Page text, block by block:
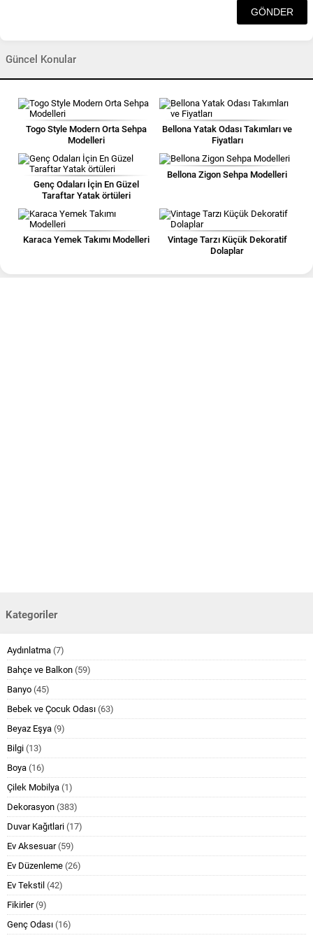
Güncel Konular
Togo Style Modern Orta Sehpa
Modelleri
Bellona Yatak Odası Takımları ve
Fiyatları
Genç Odaları İçin En Güzel
Taraftar Yatak örtüleri
Bellona Zigon Sehpa Modelleri
Karaca Yemek Takımı Modelleri
Vintage Tarzı Küçük Dekoratif
Dolaplar
Kategoriler
Aydınlatma (7)
Bahçe ve Balkon (59)
Banyo (45)
Bebek ve Çocuk Odası (63)
Beyaz Eşya (9)
Bilgi (13)
Boya (16)
Çilek Mobilya (1)
Dekorasyon (383)
Duvar Kağıtlari (17)
Ev Aksesuar(59)
Ev Düzenleme (26)
Ev Tekstil (42)
Fikirler(9)
Genç Odası (16)